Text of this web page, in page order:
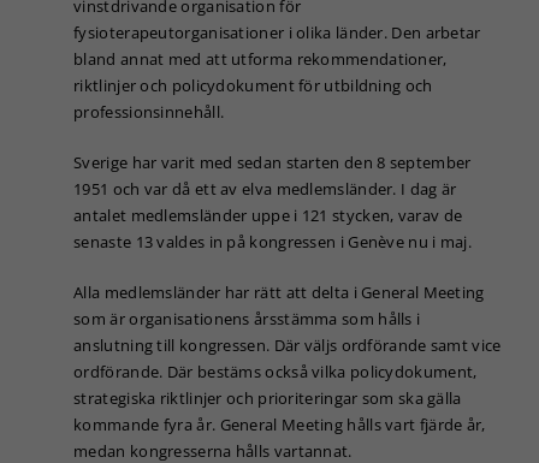
vinstdrivande organisation för
fysioterapeutorganisationer i olika länder. Den arbetar
bland annat med att utforma rekommendationer,
riktlinjer och policydokument för utbildning och
professionsinnehåll.
Sverige har varit med sedan starten den 8 september
1951 och var då ett av elva medlemsländer. I dag är
antalet medlemsländer uppe i 121 stycken, varav de
senaste 13 valdes in på kongressen i Genève nu i maj.
Alla medlemsländer har rätt att delta i General Meeting
som är organisationens årsstämma som hålls i
anslutning till kongressen. Där väljs ordförande samt vice
ordförande. Där bestäms också vilka policydokument,
strategiska riktlinjer och prioriteringar som ska gälla
kommande fyra år. General Meeting hålls vart fjärde år,
medan kongresserna hålls vartannat.